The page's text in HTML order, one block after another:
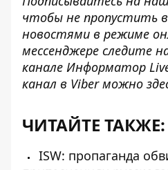
чтобы не пропустить
новостями в режиме
мессенджере следите
канале Информатор
канал в Viber можно
ЧИТАЙТЕ ТАКЖЕ:
ISW: пропаганда